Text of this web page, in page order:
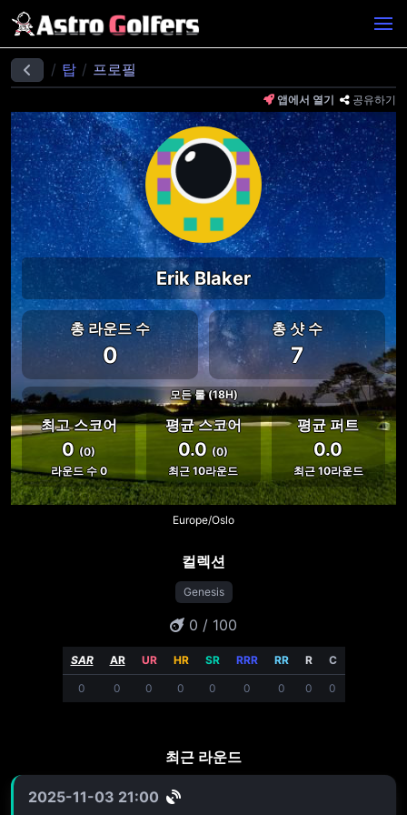
탑 프로필
앱에서 열기 공유하기
Erik Blaker
총 라운드 수
0
총 샷 수
7
모든 룰 (18H)
최고 스코어
0(0)
라운드 수 0
평균 스코어
0.0(0)
최근 10라운드
평균 퍼트
0.0
최근 10라운드
Europe/Oslo
컬렉션
Genesis
0 / 100
SAR AR UR HR SR RRR RR R C
0 0 0 0 0 0 0 0 0
최근 라운드
2025-11-03 21:00